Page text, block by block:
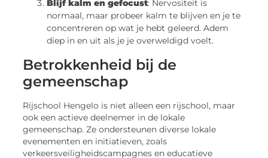
Blijf kalm en gefocust: Nervositeit is
normaal, maar probeer kalm te blijven en je te
concentreren op wat je hebt geleerd. Adem
diep in en uit als je je overweldigd voelt.
Betrokkenheid bij de
gemeenschap
Rijschool Hengelo is niet alleen een rijschool, maar
ook een actieve deelnemer in de lokale
gemeenschap. Ze ondersteunen diverse lokale
evenementen en initiatieven, zoals
verkeersveiligheidscampagnes en educatieve